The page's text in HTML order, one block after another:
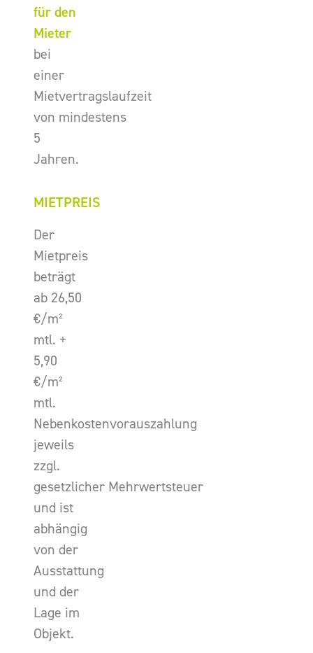
für den
Mieter
bei
einer
Mietvertragslaufzeit
von mindestens
5
Jahren.
MIETPREIS
Der
Mietpreis
beträgt
ab 26,50
€/m²
mtl. +
5,90
€/m²
mtl.
Nebenkostenvorauszahlung
jeweils
zzgl.
gesetzlicher Mehrwertsteuer
und ist
abhängig
von der
Ausstattung
und der
Lage im
Objekt.